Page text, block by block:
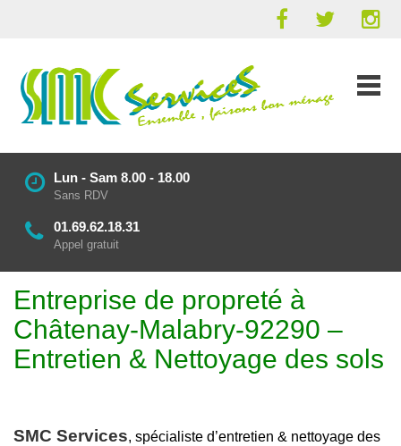
Lun - Sam 8.00 - 18.00
Sans RDV
01.69.62.18.31
Appel gratuit
Entreprise de propreté à
Châtenay-Malabry-92290 –
Entretien & Nettoyage des sols
SMC Services, spécialiste d’entretien & nettoyage des